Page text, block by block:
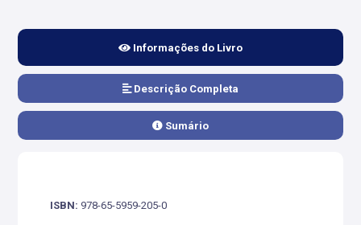
Informações do Livro
Descrição Completa
Sumário
ISBN: 978-65-5959-205-0